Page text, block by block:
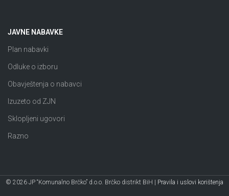
JAVNE NABAVKE
Plan nabavki
Odluke o izboru
Obavještenja o nabavci
Izuzeto od ZJN
Sklopljeni ugovori
Razno
© 2026 JP “Komunalno Brčko” d.o.o. Brčko distrikt BiH | Pravila i uslovi korištenja